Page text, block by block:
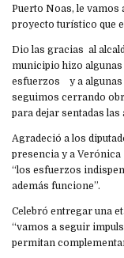
Puerto Noas, le vamos
proyecto turístico que
Dio las gracias al
municipio hizo
esfuerzos y a algunas
seguimos cerrando
para dejar sentadas las
Agradeció a los
presencia y a
“los esfuerzos
además funcione”.
Celebró entregar una
“vamos a seguir
permitan